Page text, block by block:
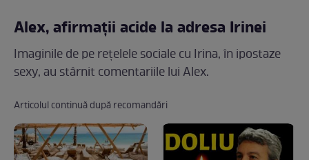
Alex, afirmații acide la adresa Irinei
Imaginile de pe rețelele sociale cu Irina, în ipostaze
sexy, au stârnit comentariile lui Alex.
Articolul continuă după recomandări